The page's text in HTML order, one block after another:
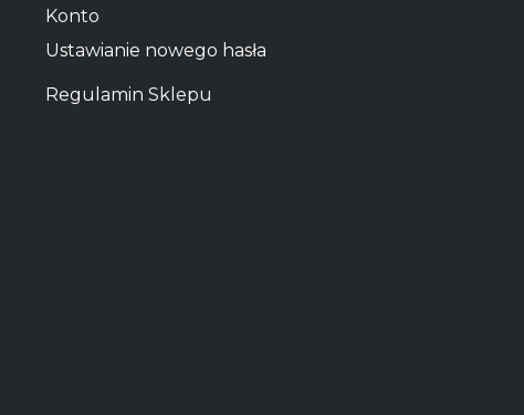
Konto
Ustawianie nowego hasła
Regulamin Sklepu